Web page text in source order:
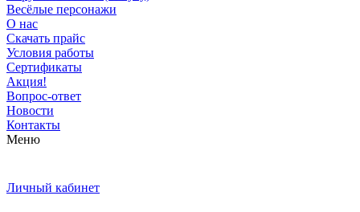
Весёлые персонажи
О нас
Скачать прайс
Условия работы
Сертификаты
Акция!
Вопрос-ответ
Новости
Контакты
Меню
Личный кабинет